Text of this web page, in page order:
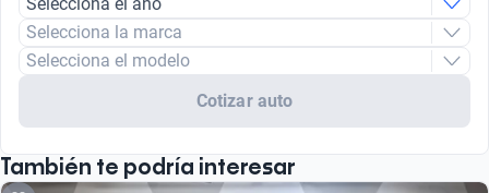
Selecciona la marca
Selecciona el modelo
Cotizar auto
También te podría interesar